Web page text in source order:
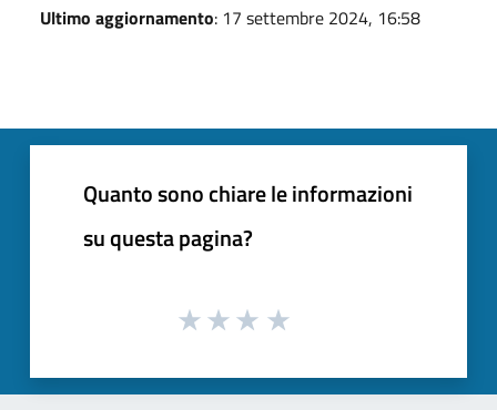
Ultimo aggiornamento: 17 settembre 2024, 16:58
Quanto sono chiare le informazioni
su questa pagina?